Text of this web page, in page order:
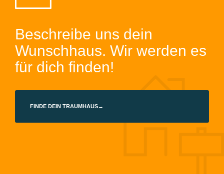
Beschreibe uns dein
Wunschhaus. Wir werden es
für dich finden!
FINDE DEIN TRAUMHAUS→